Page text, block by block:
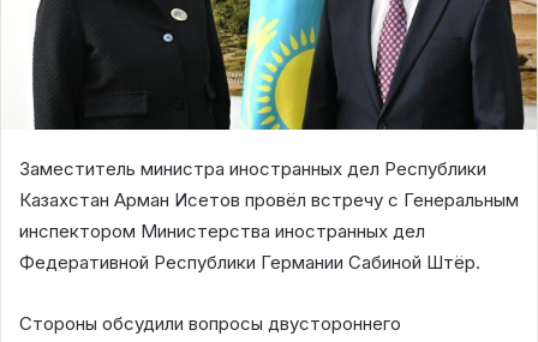
Заместитель министра иностранных дел Республики
Казахстан Арман Исетов провёл встречу с Генеральным
инспектором Министерства иностранных дел
Федеративной Республики Германии Сабиной Штёр.
Стороны обсудили вопросы двустороннего